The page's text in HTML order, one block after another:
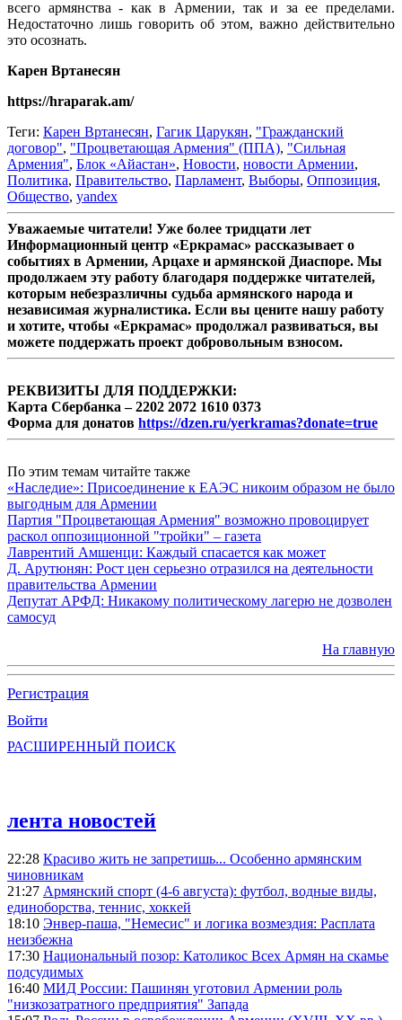
всего армянства - как в Армении, так и за ее пределами.
Недостаточно лишь говорить об этом, важно действительно
это осознать.
Карен Вртанесян
https://hraparak.am/
Теги: Карен Вртанесян, Гагик Царукян, "Гражданский
договор", "Процветающая Армения" (ППА), "Сильная
Армения", Блок «Айастан», Новости, новости Армении,
Политика, Правительство, Парламент, Выборы, Оппозиция,
Общество, yandex
Уважаемые читатели! Уже более тридцати лет
Информационный центр «Еркрамас» рассказывает о
событиях в Армении, Арцахе и армянской Диаспоре. Мы
продолжаем эту работу благодаря поддержке читателей,
которым небезразличны судьба армянского народа и
независимая журналистика. Если вы цените нашу работу
и хотите, чтобы «Еркрамас» продолжал развиваться, вы
можете поддержать проект добровольным взносом.
РЕКВИЗИТЫ ДЛЯ ПОДДЕРЖКИ:
Карта Сбербанка – 2202 2072 1610 0373
Форма для донатов https://dzen.ru/yerkramas?donate=true
По этим темам читайте также
«Наследие»: Присоединение к ЕАЭС никоим образом не было
выгодным для Армении
Партия "Процветающая Армения" возможно провоцирует
раскол оппозиционной "тройки" – газета
Лаврентий Амшенци: Каждый спасается как может
Д. Арутюнян: Рост цен серьезно отразился на деятельности
правительства Армении
Депутат АРФД: Никакому политическому лагерю не дозволен
самосуд
На главную
Регистрация
Войти
РАСШИРЕННЫЙ ПОИСК
лента новостей
22:28 Красиво жить не запретишь... Особенно армянским
чиновникам
21:27 Армянский спорт (4-6 августа): футбол, водные виды,
единоборства, теннис, хоккей
18:10 Энвер-паша, "Немесис" и логика возмездия: Расплата
неизбежна
17:30 Национальный позор: Католикос Всех Армян на скамье
подсудимых
16:40 МИД России: Пашинян уготовил Армении роль
"низкозатратного предприятия" Запада